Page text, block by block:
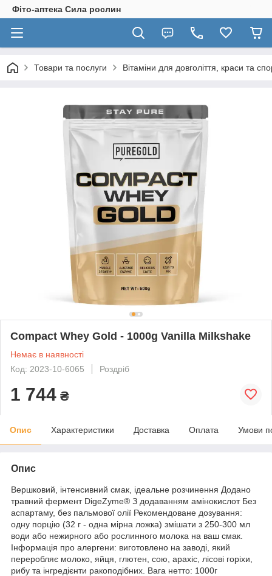
Фіто-аптека Сила рослин
Товари та послуги Вітаміни для довголіття, краси та
Compact Whey Gold - 1000g Vanilla Milkshake
Немає в наявності
Код: 2023-10-6065
Роздріб
1 744 ₴
Опис Характеристики Доставка Оплата Умови
Опис
Вершковий, інтенсивний смак, ідеальне розчинення Додано
травний фермент DigeZyme® З додаванням амінокислот Без
аспартаму, без пальмової олії Рекомендоване дозування:
одну порцію (32 г - одна мірна ложка) змішати з 250-300 мл
води або нежирного або рослинного молока на ваш смак.
Інформація про алергени: виготовлено на заводі, який
переробляє молоко, яйця, глютен, сою, арахіс, лісові горіхи,
рибу та інгредієнти ракоподібних. Вага нетто: 1000г